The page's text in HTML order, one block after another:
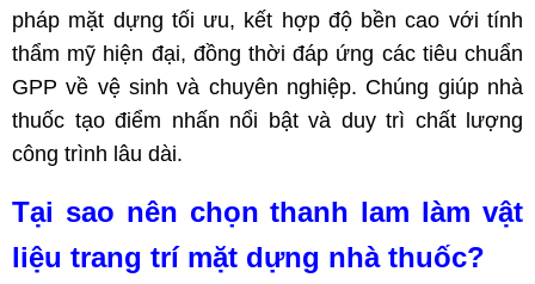
pháp mặt dựng tối ưu, kết hợp độ bền cao với tính
thẩm mỹ hiện đại, đồng thời đáp ứng các tiêu chuẩn
GPP về vệ sinh và chuyên nghiệp. Chúng giúp nhà
thuốc tạo điểm nhấn nổi bật và duy trì chất lượng
công trình lâu dài.
Tại sao nên chọn thanh lam làm vật
liệu trang trí mặt dựng nhà thuốc?